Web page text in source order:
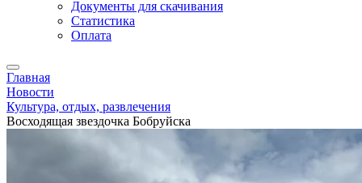
Документы для скачивания
Статистика
Оплата
Главная
Новости
Культура, отдых, развлечения
Восходящая звездочка Бобруйска